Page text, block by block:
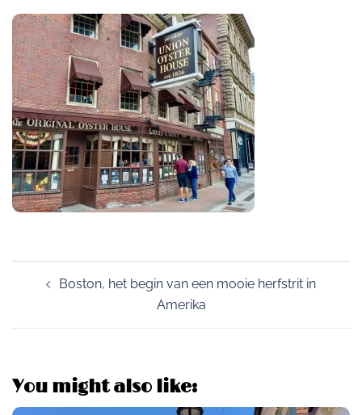
Boston, het begin van een mooie herfstrit in
Amerika
You might also like: